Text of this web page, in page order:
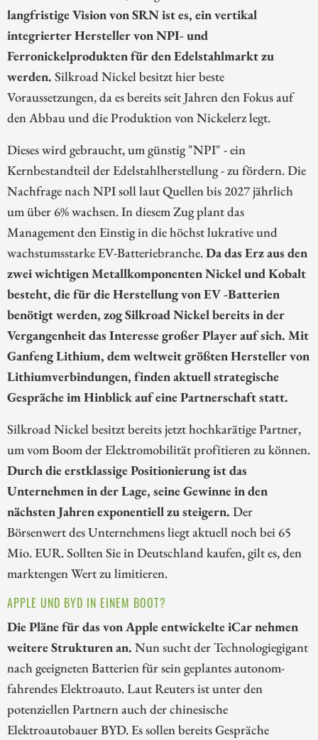
langfristige Vision von SRN ist es, ein vertikal
integrierter Hersteller von NPI- und
Ferronickelprodukten für den Edelstahlmarkt zu
werden. Silkroad Nickel besitzt hier beste
Voraussetzungen, da es bereits seit Jahren den Fokus auf
den Abbau und die Produktion von Nickelerz legt.
Dieses wird gebraucht, um günstig "NPI" - ein
Kernbestandteil der Edelstahlherstellung - zu fördern. Die
Nachfrage nach NPI soll laut Quellen bis 2027 jährlich
um über 6% wachsen. In diesem Zug plant das
Management den Einstig in die höchst lukrative und
wachstumsstarke EV-Batteriebranche.Da das Erz aus den
zwei wichtigen Metallkomponenten Nickel und Kobalt
besteht, die für die Herstellung von EV -Batterien
benötigt werden, zog Silkroad Nickel bereits in der
Vergangenheit das Interesse großer Player auf sich. Mit
Ganfeng Lithium, dem weltweit größten Hersteller von
Lithiumverbindungen, finden aktuell strategische
Gespräche im Hinblick auf eine Partnerschaft statt.
Silkroad Nickel besitzt bereits jetzt hochkarätige Partner,
um vom Boom der Elektromobilität profitieren zu können.
Durch die erstklassige Positionierung ist das
Unternehmen in der Lage, seine Gewinne in den
nächsten Jahren exponentiell zu steigern. Der
Börsenwert des Unternehmens liegt aktuell noch bei 65
Mio. EUR. Sollten Sie in Deutschland kaufen, gilt es, den
marktengen Wert zu limitieren.
APPLE UND BYD IN EINEM BOOT?
Die Pläne für das von Apple entwickelte iCar nehmen
weitere Strukturen an. Nun sucht der Technologiegigant
nach geeigneten Batterien für sein geplantes autonom-
fahrendes Elektroauto. Laut Reuters ist unter den
potenziellen Partnern auch der chinesische
Elektroautobauer BYD. Es sollen bereits Gespräche